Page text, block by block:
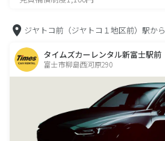
ジヤトコ前（ジヤトコ１地区前）駅から
タイムズカーレンタル新富士駅前
富士市柳島西河原290